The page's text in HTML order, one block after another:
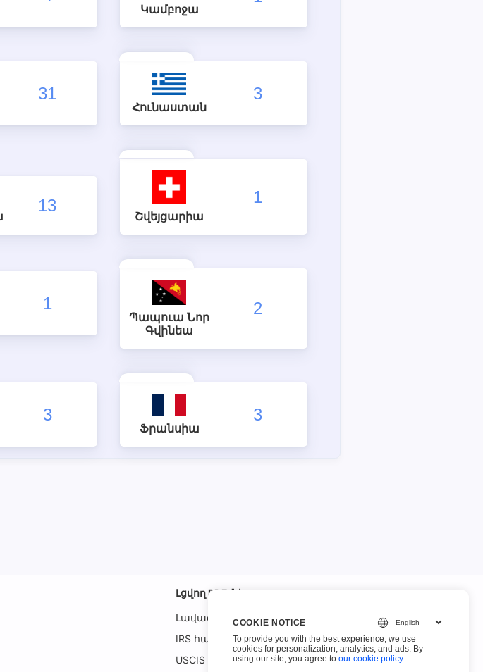
Կամբոջա
31
Հունաստան
3
13
Շվեյցարիա
1
1
Պապուա Նոր
Գվինեա
2
3
Ֆրանսիա
3
Լցվող PDF-ներ
Լավագույն 100 ձևեր
IRS հարկային ձևեր
USCIS ձևեր
COOKIE NOTICE
To provide you with the best experience, we use
cookies for personalization, analytics, and ads. By
using our site, you agree to our cookie policy.